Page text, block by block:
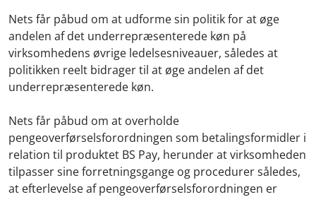
Nets får påbud om at udforme sin politik for at øge
andelen af det underrepræsenterede køn på
virksomhedens øvrige ledelsesniveauer, således at
politikken reelt bidrager til at øge andelen af det
underrepræsenterede køn.
Nets får påbud om at overholde
pengeoverførselsforordningen som betalingsformidler i
relation til produktet BS Pay, herunder at virksomheden
tilpasser sine forretningsgange og procedurer således,
at efterlevelse af pengeoverførselsforordningen er